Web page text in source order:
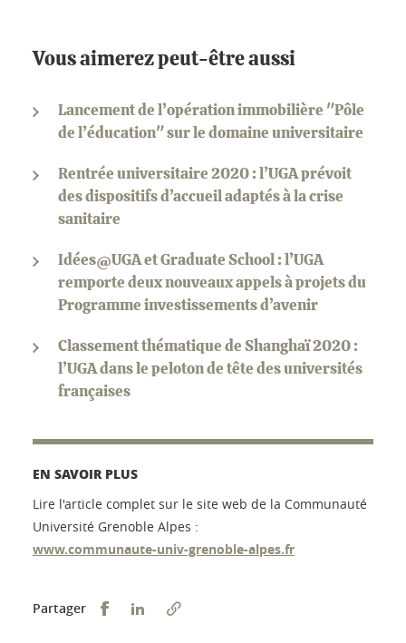
Vous aimerez peut-être aussi
Lancement de l’opération immobilière "Pôle
de l’éducation" sur le domaine universitaire
Rentrée universitaire 2020 : l’UGA prévoit
des dispositifs d’accueil adaptés à la crise
sanitaire
Idées@UGA et Graduate School : l’UGA
remporte deux nouveaux appels à projets du
Programme investissements d’avenir
Classement thématique de Shanghaï 2020 :
l’UGA dans le peloton de tête des universités
françaises
EN SAVOIR PLUS
Lire l'article complet sur le site web de la Communauté
Université Grenoble Alpes :
www.communaute-univ-grenoble-alpes.fr
Partager Partager sur Facebook
Partager sur LinkedIn